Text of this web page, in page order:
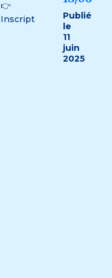
👉
Inscriptions
Publié
le
11
juin
2025